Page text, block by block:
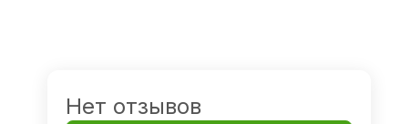
Нет отзывов